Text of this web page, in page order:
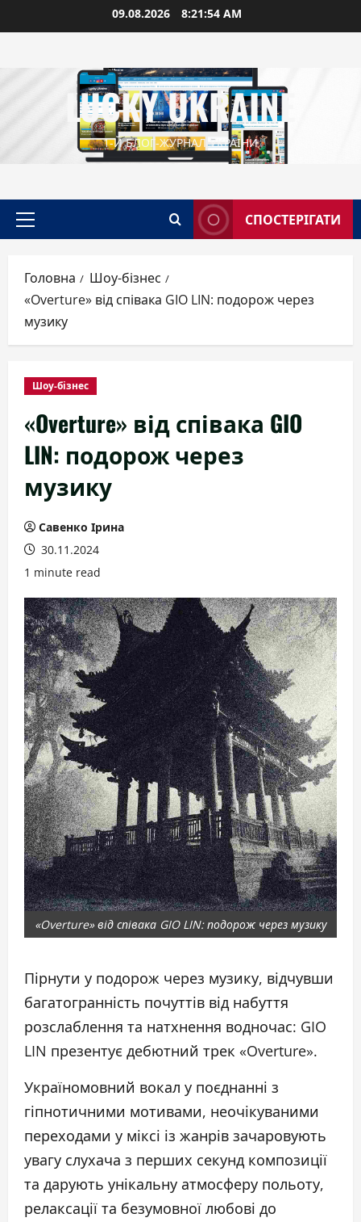
до
09.08.2026 8:21:55 AM
LUCKY UKRAINE
1-Й БЛОГ-ЖУРНАЛ УКРАЇНИ
Головне
СПОСТЕРІГАТИ
Головна
Шоу-бізнес
«Overture» від співака GIO LIN: подорож через
музику
Шоу-бізнес
«Overture» від співака GIO
LIN: подорож через
музику
Савенко Ірина
30.11.2024
1 minute read
«Overture» від співака GIO LIN: подорож через музику
Пірнути у подорож через музику, відчувши
багатогранність почуттів від набуття
розслаблення та натхнення водночас: GIO
LIN презентує дебютний трек «Overture».
Україномовний вокал у поєднанні з
гіпнотичними мотивами, неочікуваними
переходами у міксі із жанрів зачаровують
увагу слухача з перших секунд композиції
та дарують унікальну атмосферу польоту,
релаксації та безумовної любові до